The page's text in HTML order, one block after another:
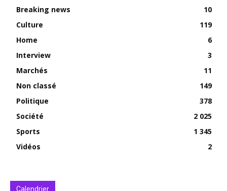
Breaking news
10
Culture
119
Home
6
Interview
3
Marchés
11
Non classé
149
Politique
378
Société
2 025
Sports
1 345
Vidéos
2
Calendrier